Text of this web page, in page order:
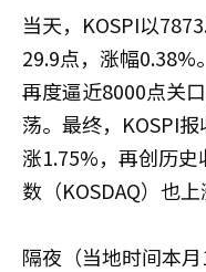
当天，KOSPI以
29.9点，涨幅0.38%
再度逼近8000点关
荡。最终，KOSPI
涨1.75%，再创历
数（KOSDAQ）也
隔夜（当地时间本